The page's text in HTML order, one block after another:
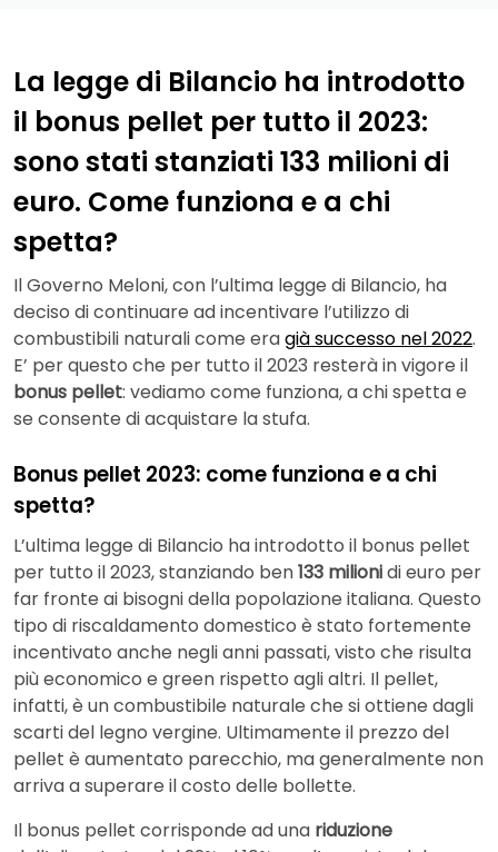
La legge di Bilancio ha introdotto
il bonus pellet per tutto il 2023:
sono stati stanziati 133 milioni di
euro. Come funziona e a chi
spetta?
Il Governo Meloni, con l’ultima legge di Bilancio, ha
deciso di continuare ad incentivare l’utilizzo di
combustibili naturali come eragià successo nel 2022.
E’ per questo che per tutto il 2023 resterà in vigore il
bonus pellet: vediamo come funziona, a chi spetta e
se consente di acquistare la stufa.
Bonus pellet 2023: come funziona e a chi
spetta?
L’ultima legge di Bilancio ha introdotto il bonus pellet
per tutto il 2023, stanziando ben133 milionidi euro per
far fronte ai bisogni della popolazione italiana. Questo
tipo di riscaldamento domestico è stato fortemente
incentivato anche negli anni passati, visto che risulta
più economico e green rispetto agli altri. Il pellet,
infatti, è un combustibile naturale che si ottiene dagli
scarti del legno vergine. Ultimamente il prezzo del
pellet è aumentato parecchio, ma generalmente non
arriva a superare il costo delle bollette.
Il bonus pellet corrisponde ad una riduzione